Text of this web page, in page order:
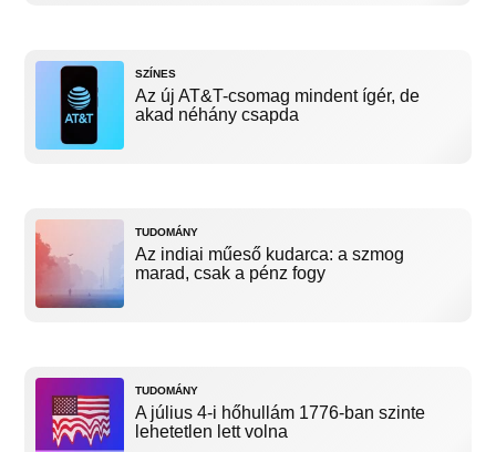
SZÍNES
Az új AT&T-csomag mindent ígér, de
akad néhány csapda
TUDOMÁNY
Az indiai műeső kudarca: a szmog
marad, csak a pénz fogy
TUDOMÁNY
A július 4-i hőhullám 1776-ban szinte
lehetetlen lett volna